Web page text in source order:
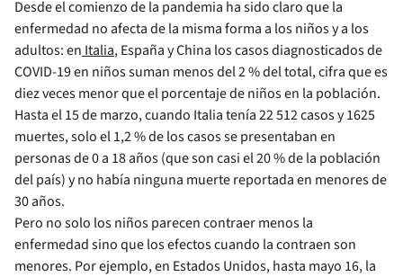
Desde el comienzo de la pandemia ha sido claro que la
enfermedad no afecta de la misma forma a los niños y a los
adultos: en Italia, España y China los casos diagnosticados de
COVID-19 en niños suman menos del 2 % del total, cifra que es
diez veces menor que el porcentaje de niños en la población.
Hasta el 15 de marzo, cuando Italia tenía 22 512 casos y 1625
muertes, solo el 1,2 % de los casos se presentaban en
personas de 0 a 18 años (que son casi el 20 % de la población
del país) y no había ninguna muerte reportada en menores de
30 años.
Pero no solo los niños parecen contraer menos la
enfermedad sino que los efectos cuando la contraen son
menores. Por ejemplo, en Estados Unidos, hasta mayo 16, la